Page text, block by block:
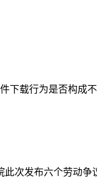
下载行为是否构成
次发布六个劳动争